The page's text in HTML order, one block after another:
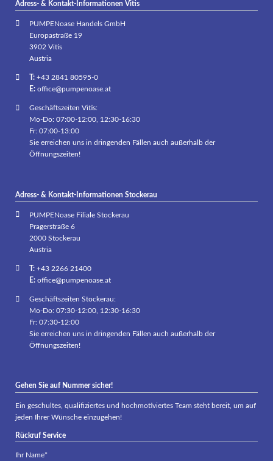
Adress- & Kontakt-Informationen Vitis
PUMPENoase Handels GmbH
Europastraße 19
3902 Vitis
Austria
T:+43 2841 80595-0
E: office@pumpenoase.at
Geschäftszeiten Vitis:
Mo-Do: 07:00-12:00, 12:30-16:30
Fr: 07:00-13:00
Sie erreichen uns in dringenden Fällen auch außerhalb der
Öffnungszeiten!
Adress- & Kontakt-Informationen Stockerau
PUMPENoase Filiale Stockerau
Pragerstraße 6
2000 Stockerau
Austria
T:+43 2266 21400
E: office@pumpenoase.at
Geschäftszeiten Stockerau:
Mo-Do: 07:30-12:00, 12:30-16:30
Fr: 07:30-12:00
Sie erreichen uns in dringenden Fällen auch außerhalb der
Öffnungszeiten!
Gehen Sie auf Nummer sicher!
Ein geschultes, qualifiziertes und hochmotiviertes Team steht bereit, um auf
jeden Ihrer Wünsche einzugehen!
Rückruf Service
Pflichtfeld
Ihr Name*